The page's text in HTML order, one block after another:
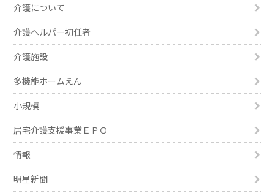
介護について
介護ヘルパー初任者
介護施設
多機能ホームえん
小規模
居宅介護支援事業ＥＰＯ
情報
明星新聞